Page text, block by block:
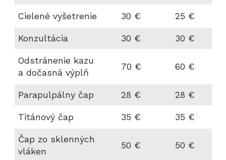
Cielené vyšetrenie 30 € 25 €
Konzultácia 30 € 30 €
Odstránenie kazu
a dočasná výplň
70 € 60 €
Parapulpálny čap 28 € 28 €
Titánový čap 35 € 35 €
Čap zo sklenných
vláken
50 € 50 €